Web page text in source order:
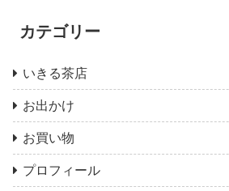
カテゴリー
いきる茶店
お出かけ
お買い物
プロフィール